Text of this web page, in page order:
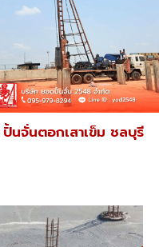
ปั้นจั่นตอกเสาเข็ม ชลบุรี